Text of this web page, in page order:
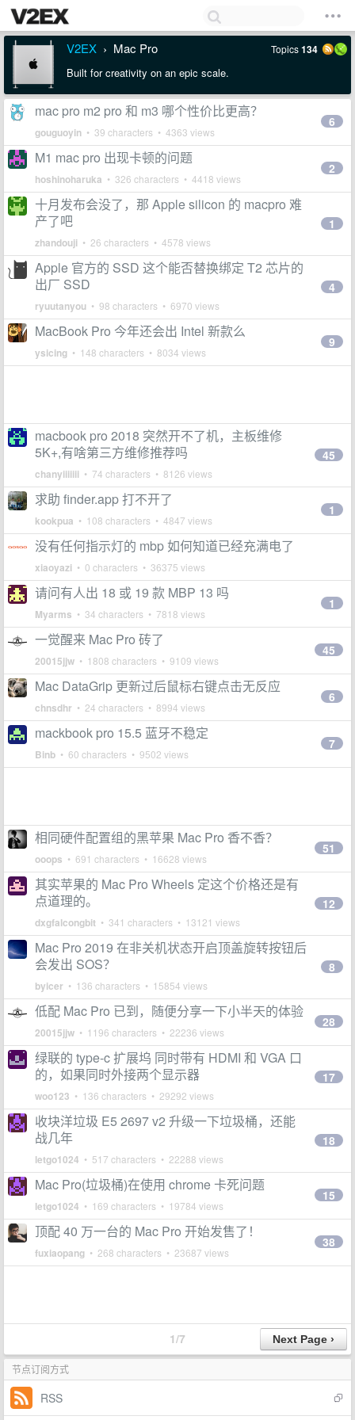
V2EX › Mac Pro Topics134
Built for creativity on an epic scale.
mac pro m2 pro 和 m3 哪个性价比更高？
gouguoyin • 39 characters • 4363 views
6
M1 mac pro 出现卡顿的问题
hoshinoharuka • 326 characters • 4418 views
2
十月发布会没了，那 Apple silicon 的 macpro 难
产了吧
zhandouji • 26 characters • 4578 views
1
Apple 官方的 SSD 这个能否替换绑定 T2 芯片的
出厂 SSD
ryuutanyou • 98 characters • 6970 views
4
MacBook Pro 今年还会出 Intel 新款么
ysicing • 148 characters • 8034 views
9
macbook pro 2018 突然开不了机，主板维修
5K+,有啥第三方维修推荐吗
chanyiiiiiii • 74 characters • 8126 views
45
求助 finder.app 打不开了
kookpua • 108 characters • 4847 views
1
没有任何指示灯的 mbp 如何知道已经充满电了
xiaoyazi • 0 characters • 36375 views
请问有人出 18 或 19 款 MBP 13 吗
Myarms • 34 characters • 7818 views
1
一觉醒来 Mac Pro 砖了
20015jjw • 1808 characters • 9109 views
45
Mac DataGrip 更新过后鼠标右键点击无反应
chnsdhr • 24 characters • 8994 views
6
mackbook pro 15.5 蓝牙不稳定
Binb • 60 characters • 9502 views
7
相同硬件配置组的黑苹果 Mac Pro 香不香？
ooops • 691 characters • 16628 views
51
其实苹果的 Mac Pro Wheels 定这个价格还是有
点道理的。
dxgfalcongbit • 341 characters • 13121 views
12
Mac Pro 2019 在非关机状态开启顶盖旋转按钮后
会发出 SOS？
byicer • 136 characters • 15854 views
8
低配 Mac Pro 已到，随便分享一下小半天的体验
20015jjw • 1196 characters • 22236 views
28
绿联的 type-c 扩展坞 同时带有 HDMI 和 VGA 口
的，如果同时外接两个显示器
woo123 • 136 characters • 29292 views
17
收块洋垃圾 E5 2697 v2 升级一下垃圾桶，还能
战几年
letgo1024 • 517 characters • 22288 views
18
Mac Pro(垃圾桶)在使用 chrome 卡死问题
letgo1024 • 169 characters • 19784 views
15
顶配 40 万一台的 Mac Pro 开始发售了！
fuxiaopang • 268 characters • 23687 views
38
1/7
节点订阅方式
RSS